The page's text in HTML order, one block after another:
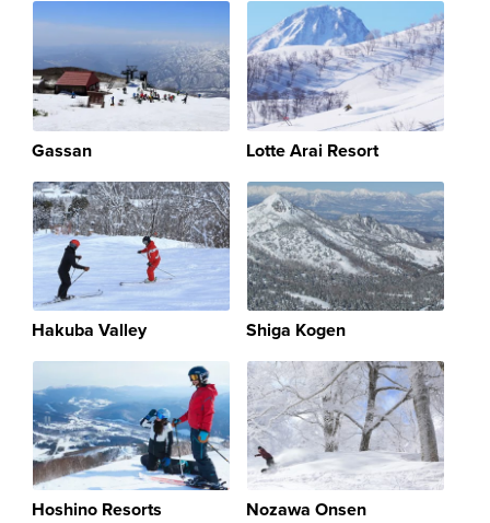
Gassan Lotte Arai Resort
Hakuba Valley Shiga Kogen
Hoshino Resorts
Nozawa Onsen